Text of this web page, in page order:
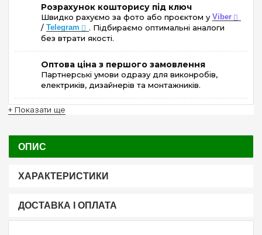
Розрахунок кошторису під ключ
Швидко рахуємо за фото або проєктом у Viber
/ Telegram
. Підбираємо оптимальні аналоги
без втрати якості.
Оптова ціна з першого замовлення
Партнерські умови одразу для виконробів,
електриків, дизайнерів та монтажників.
+ Показати ще
ОПИС
ХАРАКТЕРИСТИКИ
ДОСТАВКА І ОПЛАТА